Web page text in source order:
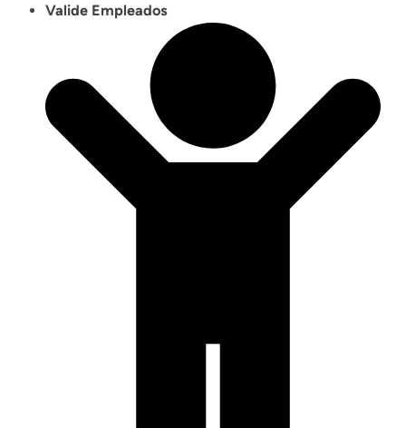
Valide Empleados